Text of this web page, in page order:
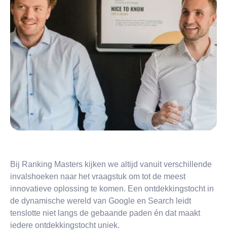
Bij Ranking Masters kijken we altijd vanuit verschillende
invalshoeken naar het vraagstuk om tot de meest
innovatieve oplossing te komen. Een ontdekkingstocht in
de dynamische wereld van Google en Search leidt
tenslotte niet langs de gebaande paden én dat maakt
iedere ontdekkingstocht uniek.